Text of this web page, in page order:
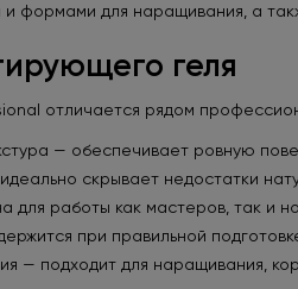
формами для наращивания, а
геля
отличается рядом
— обеспечивает ровную
скрывает недостатки
для работы как мастеров, так и
при правильной
— подходит для наращивания,